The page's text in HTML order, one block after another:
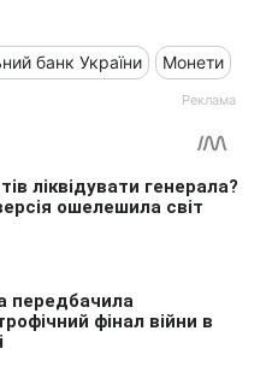
банк України Монети